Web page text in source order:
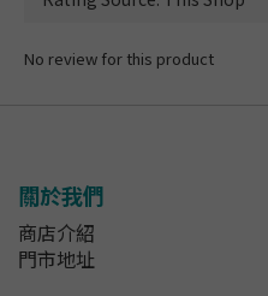
No review for this product
關於我們
商店介紹
門市地址